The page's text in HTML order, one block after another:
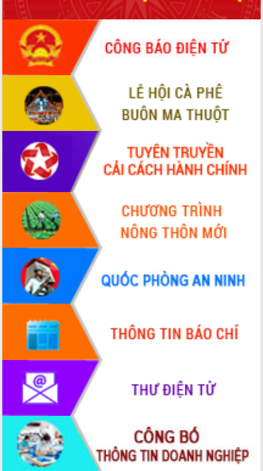
phát triển mới
Thường trực HĐND tỉnh Đắk Lắk gặp
mặt Đoàn chuyên gia y tế TP. Hồ Chí
Minh
Lễ truy điệu và an táng hài cốt liệt sĩ
tại Nghĩa trang Liệt sĩ xã Sơn Hòa
Bàn giải pháp tháo gỡ khó khăn trong
xuất khẩu sầu riêng và triển khai quy
định EUDR
Thứ trưởng Bộ Nông nghiệp và Môi
trường Nguyễn Hoàng Hiệp khảo sát
vùng trồng và doanh nghiệp đóng gói
sầu riêng tại Đắk Lắk
Trình diễn nghệ thuật chế biến các
món ăn từ sầu riêng
Đắk Lắk công bố Quy hoạch và xúc
tiến đầu tư tỉnh
Ngành cá ngừ Đắk Lắk chủ động thích
ứng để giữ vững thị trường xuất khẩu
Diễn đàn Kinh tế tư nhân Việt Nam đột
phá cơ chế - Hợp tác công tư
Đề án 06 tạo bước ngoặt đột phá trong
cải cách hành chính tỉnh Đắk Lắk
Kết nối tour, đẩy mạnh chuyển đổi số
để phát triển du lịch Đắk Lắk
Khởi động Dự án Đầu tư xây dựng hạ
tầng kỹ thuật Cụm công nghiệp Tân
Tiến
Gặp mặt các cơ quan báo chí nhân Kỷ
niệm 101 năm Ngày Báo chí Cách
mạng Việt Nam
Đắk Lắk sơ kết 4 năm triển khai thực
hiện Đề án 06 của Chính phủ
Họp báo thông tin về Hội nghị Công bố
Quy hoạch và Xúc tiến đầu tư tỉnh Đắk
Lắk